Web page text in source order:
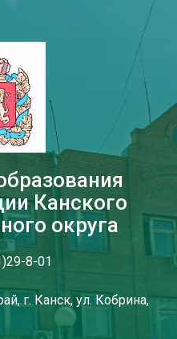
Канского
округа
8-01
г. Канск, ул. Кобрина,